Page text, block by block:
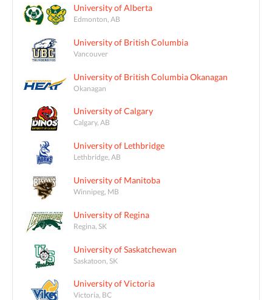
University of Alberta
Edmonton, AB
University of British Columbia
Vancouver
University of British Columbia Okanagan
Okanagan
University of Calgary
Calgary, AB
University of Lethbridge
Lethbridge, AB
University of Manitoba
Winnipeg, MB
University of Regina
Regina, SK
University of Saskatchewan
Saskatoon, SK
University of Victoria
Victoria, BC